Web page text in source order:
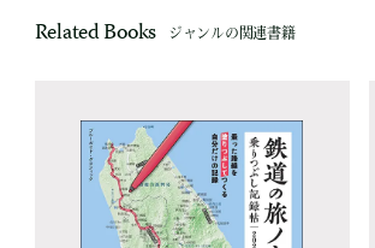
Related Books ジャンルの関連書籍